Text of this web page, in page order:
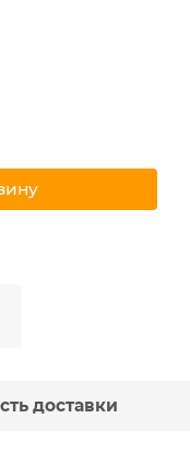
доставки